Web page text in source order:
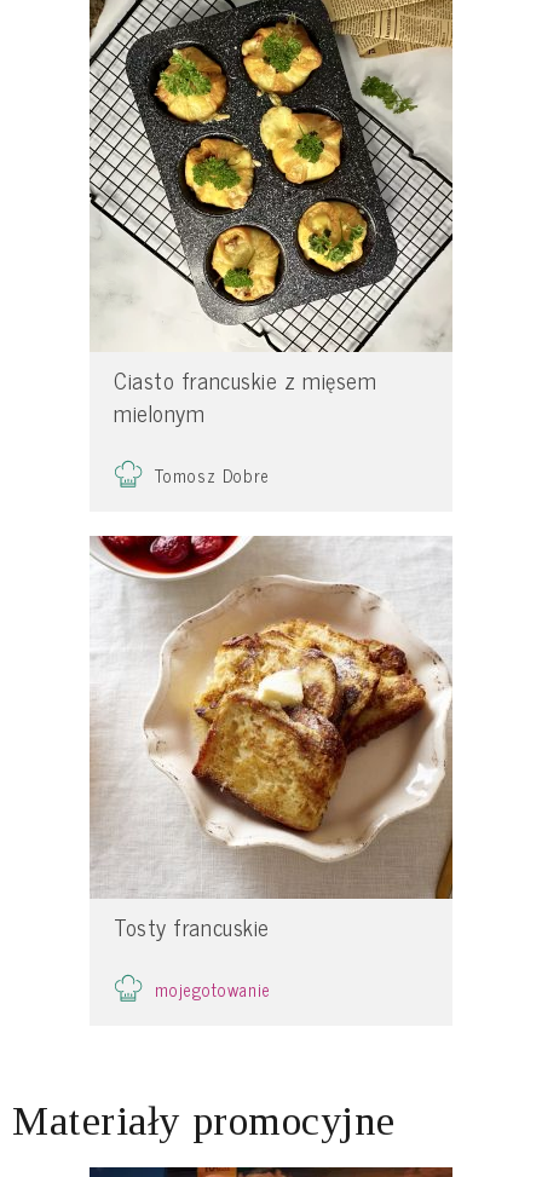
Ciasto francuskie z mięsem
mielonym
Tomosz Dobre
Tosty francuskie
mojegotowanie
Materiały promocyjne